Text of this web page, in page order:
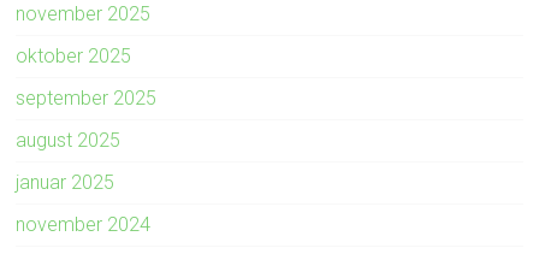
november 2025
oktober 2025
september 2025
august 2025
januar 2025
november 2024